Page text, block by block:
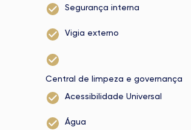
Segurança interna
Vigia externo
Central de limpeza e governança
Acessibilidade Universal
Água